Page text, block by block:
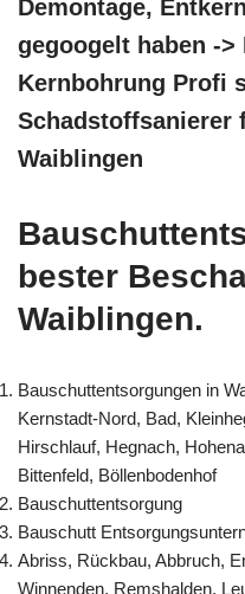
Demontage,
gegoogelt haben ->
Kernbohrung Profi
Schadstoffsanierer
Waiblingen
bester
Waiblingen.
Bauschuttentsorgungen in
Kernstadt-Nord, Bad,
Hirschlauf, Hegnach,
Bittenfeld, Böllenbodenhof
Bauschuttentsorgung
Bauschutt
Abriss, Rückbau, Abbruch,
Winnenden, Remshalden,